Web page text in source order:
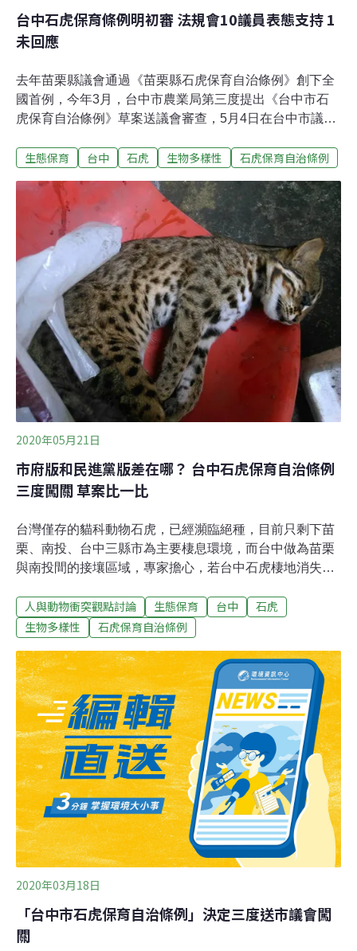
台中石虎保育條例明初審 法規會10議員表態支持 1
未回應
去年苗栗縣議會通過《苗栗縣石虎保育自治條例》創下全
國首例，今年3月，台中市農業局第三度提出《台中市石
虎保育自治條例》草案送議會審查，5月4日在台中市議會
台灣原生貓科動物石虎保育盡一分心力。《台中市石虎保
議會民進黨團也提出對案，將於明天（11日）併案審理。
《環境資訊中心》採訪法規委員會共11位議員，幾乎無人
反對，僅有江肇國於截稿前尚未回應。法規會召集議員：
相信每位議員都認同動物保育精神民進黨籍市議員、法規
委員會召集人謝明源表示，一直都相當支持制定《台中市
石虎保育自治條例》，從前市長林佳龍時期推動的時候就
很贊成，可惜當時沒有完成，「這次市府經過修正後再將
草案送到議會，民進黨團也有提對案版本，希望大家可以
集思廣益，把兩份草案的優點留下來，促成這樁好事。」
謝明源認為，經過一年多的調查，在台中東勢、后
生態保育 台中 石虎 生物多樣性 石虎保育自治條例
2020年05月21日
市府版和民進黨版差在哪？ 台中石虎保育自治條例
三度闖關 草案比一比
台灣僅存的貓科動物石虎，已經瀕臨絕種，目前只剩下苗
栗、南投、台中三縣市為主要棲息環境，而台中做為苗栗
與南投間的接壤區域，專家擔心，若台中石虎棲地消失，
通過，寫下歷史新頁。《台中市石虎保育自治條例》草案
曾在2018年以全國領先之姿闖關議會，卻兩度遭退回。這
中市全區石虎棲地熱點調查、下鄉舉辦七場說明會，市府
農業局強調：「石虎不能再等了」，終於在今年初將第三
版的《台中市石虎保育自治條例》草案送入議會審查。
人與動物衝突觀點討論 生態保育 台中
石虎
生物多樣性
石虎保育自治條例
2020年03月18日
「台中市石虎保育自治條例」決定三度送市議會闖
關